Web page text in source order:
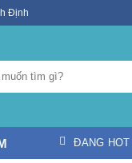
Định
ĐANG HOT